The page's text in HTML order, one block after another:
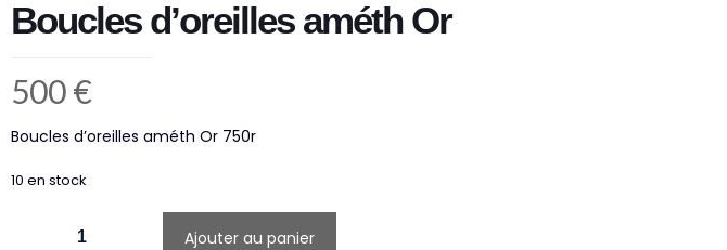
Boucles d’oreilles améth Or
500€
Boucles d’oreilles améth Or 750r
10 en stock
Ajouter au panier